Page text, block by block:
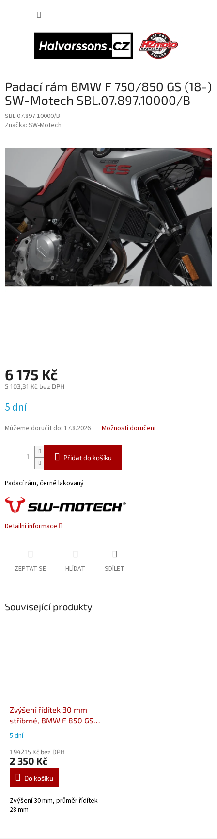
Padací rám BMW F 750/850 GS (18-)
SW-Motech SBL.07.897.10000/B
SBL.07.897.10000/B
Značka: SW-Motech
6 175 Kč
5 103,31 Kč bez DPH
cena:
5 dní
Můžeme doručit do: 17.8.2026 Možnosti doručení
Přidat do košíku
Padací rám, černě lakovaný
Detailní informace
ZEPTAT SE HLÍDAT SDÍLET
Související produkty
Zvýšení řídítek 30 mm
stříbrné, BMW F 850 GS
(17-) LEH.07.039.12800/S
5 dní
1 942,15 Kč bez DPH
2 350 Kč
Do košíku
Zvýšení 30 mm, průměr řídítek
28 mm